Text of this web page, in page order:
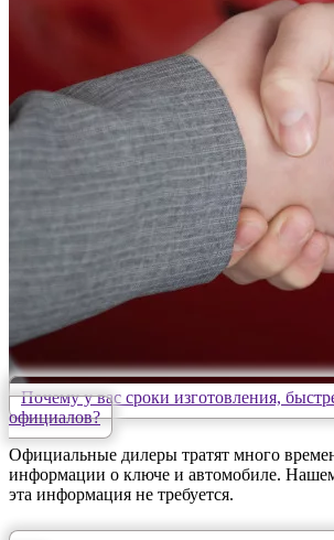
Почему у вас сроки изготовления,
официалов?
Официальные дилеры тратят много
информации о ключе и автомобиле.
эта информация не требуется.